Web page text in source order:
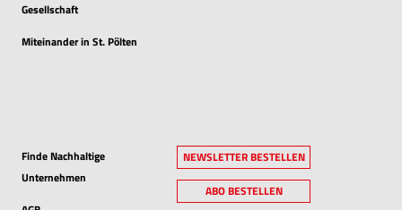
Gesellschaft
Miteinander in St. Pölten
Finde Nachhaltige
Unternehmen
NEWSLETTER BESTELLEN
ABO BESTELLEN